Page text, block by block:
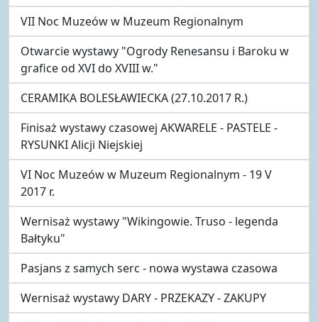
VII Noc Muzeów w Muzeum Regionalnym
Otwarcie wystawy "Ogrody Renesansu i Baroku w
grafice od XVI do XVIII w."
CERAMIKA BOLESŁAWIECKA (27.10.2017 R.)
Finisaż wystawy czasowej AKWARELE - PASTELE -
RYSUNKI Alicji Niejskiej
VI Noc Muzeów w Muzeum Regionalnym - 19 V
2017 r.
Wernisaż wystawy "Wikingowie. Truso - legenda
Bałtyku"
Pasjans z samych serc - nowa wystawa czasowa
Wernisaż wystawy DARY - PRZEKAZY - ZAKUPY